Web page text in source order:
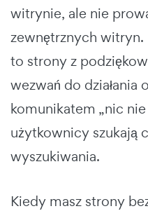
witrynie, ale nie
zewnętrznych witryn.
to strony z
wezwań do działania
komunikatem „nic
użytkownicy szukają
wyszukiwania.
Kiedy masz strony